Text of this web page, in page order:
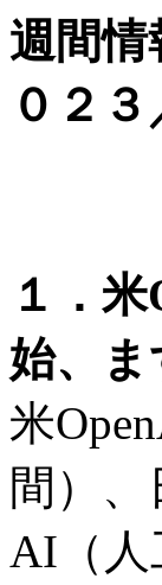
週間
０２
１．
始、
米
間）
AI（人